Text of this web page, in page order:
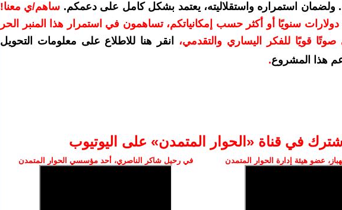
ولضمان استمراره واستقلاليته، يعتمد بشكل كامل على دعمكم. ساهم/ي معنا!
بدعمكم بمبلغ 10 دولارات سنويًا أو أكثر حسب إمكانياتكم، تساهمون في استمرار هذا المنبر الحر
صوتًا قويًا للفكر اليساري والتقدمي،
انقر هنا للاطلاع على معلومات التحويل
هذا المشروع.
في قناة ‫«الحوار المتمدن» على اليوتيوب
عضو هيئة إدارة الحوار المتمدن في رحيل شاكر الناصري، أحد مؤسسي الحوار المتمدن